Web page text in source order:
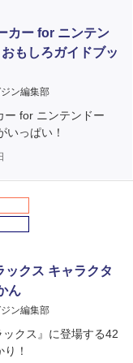
カー for ニンテン
もしろガイドブッ
ン編集部
ー for ニンテンドー
いっぱい！
ックス キャラクタ
ん
ン編集部
ックス』に登場する42
！